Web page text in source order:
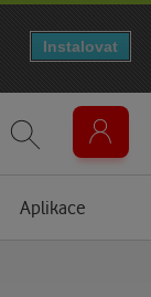
Aplikace
Instalovat